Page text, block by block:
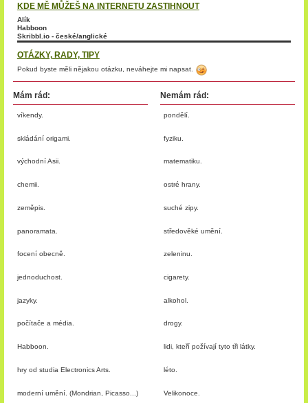
KDE MĚ MŮŽEŠ NA INTERNETU ZASTIHNOUT
Alík
Habboon
Skribbl.io - české/anglické
OTÁZKY, RADY, TIPY
Pokud byste měli nějakou otázku, neváhejte mi napsat.
Mám rád:
víkendy.
skládání origami.
východní Asii.
chemii.
zeměpis.
panoramata.
focení obecně.
jednoduchost.
jazyky.
počítače a média.
Habboon.
hry od studia Electronics Arts.
moderní umění. (Mondrian, Picasso...)
Nemám rád:
pondělí.
fyziku.
matematiku.
ostré hrany.
suché zipy.
středověké umění.
zeleninu.
cigarety.
alkohol.
drogy.
lidi, kteří požívají tyto tři látky.
léto.
Velikonoce.